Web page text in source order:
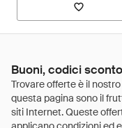
Buoni, codici